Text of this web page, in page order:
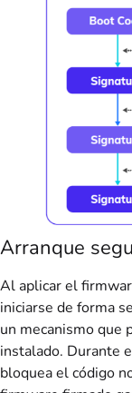
Arranque
Al aplicar el
iniciarse de forma
un mecanismo que
instalado. Durante
bloquea el código